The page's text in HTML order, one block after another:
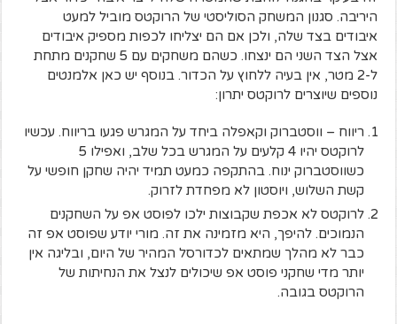
היריבה. סגנון המשחק הסוליסטי של הרוקטס מוביל למעט
איבודים בצד שלה, ולכן אם הם יצליחו לכפות מספיק איבודים
אצל הצד השני הם ינצחו. כשהם משחקים עם 5 שחקנים מתחת
ל-2 מטר, אין בעיה ללחוץ על הכדור. בנוסף יש כאן אלמנטים
נוספים שיוצרים לרוקטס יתרון:
ריווח – ווסטברוק וקאפלה ביחד על המגרש פגעו בריווח. עכשיו
לרוקטס יהיו 4 קלעים על המגרש בכל שלב, ואפילו 5
כשווסטברוק ינוח. בהתקפה כמעט תמיד יהיה שחקן חופשי על
קשת השלוש, ויוסטון לא מפחדת לזרוק.
לרוקטס לא אכפת שקבוצות ילכו לפוסט אפ על השחקנים
הנמוכים. להיפך, היא מזמינה את זה. מורי יודע שפוסט אפ זה
כבר לא מהלך שמתאים לכדורסל המהיר של היום, ובליגה אין
יותר מדי שחקני פוסט אפ שיכולים לנצל את הנחיתות של
הרוקטס בגובה.